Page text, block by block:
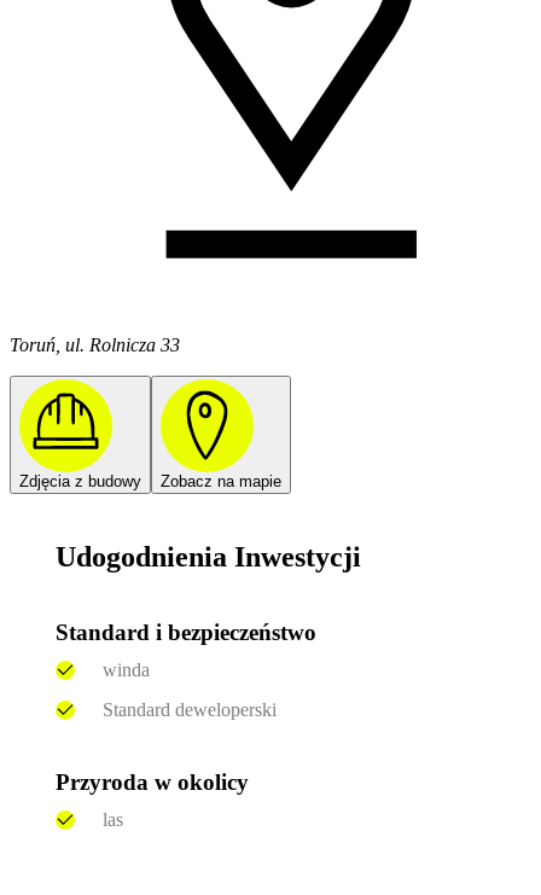
Toruń, ul. Rolnicza 33
Zdjęcia z budowy Zobacz na mapie
Udogodnienia Inwestycji
Standard i bezpieczeństwo
winda
Standard deweloperski
Przyroda w okolicy
las